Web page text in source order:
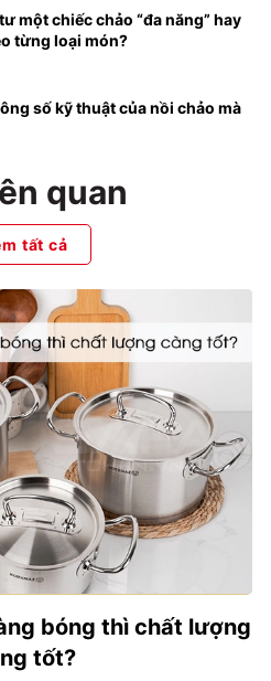
một chiếc chảo “đa năng” hay
từng loại món?
số kỹ thuật của nồi chảo mà
quan
tất cả
bóng thì chất lượng
tốt?